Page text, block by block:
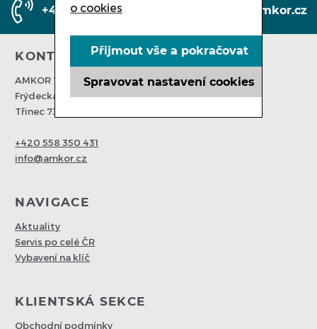
+420 558 350 431 info@amkor.cz
KONTAKTUJTE NÁS
AMKOR Trading spol s. r. o.
Frýdecká 203
Třinec 73961
+420 558 350 431
info@amkor.cz
NAVIGACE
Aktuality
Servis po celé ČR
Vybavení na klíč
KLIENTSKÁ SEKCE
Obchodní podmínky
o cookies
Spravovat nastavení cookies
Přijmout vše a pokračovat